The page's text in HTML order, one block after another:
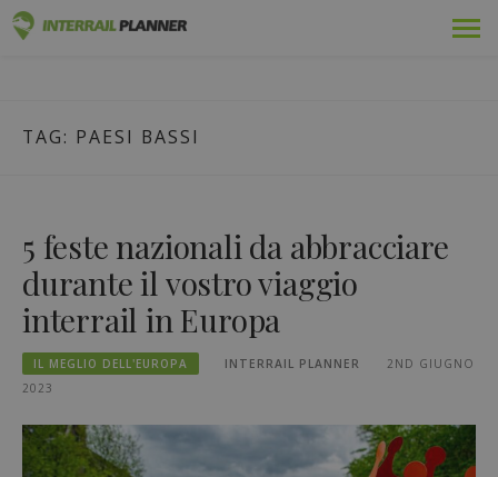
Passaggi
Guide dei Paesi
Disconnettersi
Pianificare un nuovo viaggio!
TAG: PAESI BASSI
5 feste nazionali da abbracciare
durante il vostro viaggio
interrail in Europa
IL MEGLIO DELL'EUROPA INTERRAIL PLANNER
2ND GIUGNO
2023